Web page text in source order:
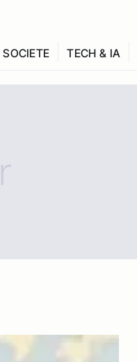
SOCIETE TECH & IA